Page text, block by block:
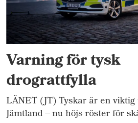
Varning för tysk
drograttfylla
LÄNET (JT) Tyskar är en
Jämtland – nu höjs röster för